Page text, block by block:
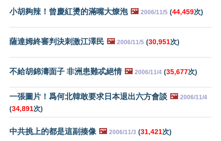
小胡夠辣！曾慶紅燙的滿嘴大燎泡 🖼️ 2006/11/5 (44,459次)
薩達姆終審判決刺激江澤民 🖼️ 2006/11/5 (30,951次)
不給胡錦濤面子 非洲患難忒絕情 🖼️ 2006/11/4 (35,677次)
一張圖片！爲何北韓敢要求日本退出六方會談 🖼️ 2006/11/4
(34,891次)
中共挑上的都是這副揍像 🖼️ 2006/11/3 (31,421次)